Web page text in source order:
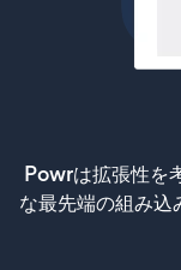
Powrは拡張性を
な最先端の組み